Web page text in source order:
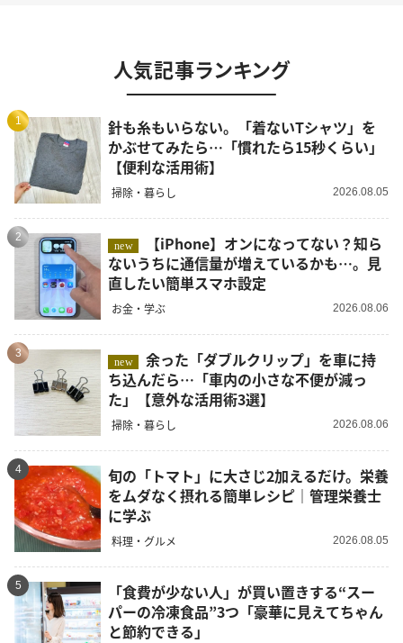
人気記事ランキング
1
針も糸もいらない。「着ないTシャツ」を
かぶせてみたら…「慣れたら15秒くらい」
【便利な活用術】
掃除・暮らし 2026.08.05
2
new
ないうちに通信量が増えているかも…。見
直したい簡単スマホ設定
お金・学ぶ 2026.08.06
3
new
余った「ダブルクリップ」を車に持
ち込んだら…「車内の小さな不便が減っ
た」【意外な活用術3選】
掃除・暮らし 2026.08.06
4
旬の「トマト」に大さじ2加えるだけ。栄養
をムダなく摂れる簡単レシピ｜管理栄養士
に学ぶ
料理・グルメ 2026.08.05
5
「食費が少ない人」が買い置きする“スー
パーの冷凍食品”3つ「豪華に見えてちゃん
と節約できる」